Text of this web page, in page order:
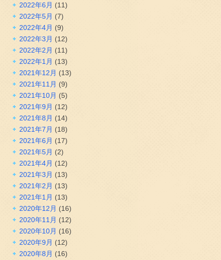
2022年6月 (11)
2022年5月 (7)
2022年4月 (9)
2022年3月 (12)
2022年2月 (11)
2022年1月 (13)
2021年12月 (13)
2021年11月 (9)
2021年10月 (5)
2021年9月 (12)
2021年8月 (14)
2021年7月 (18)
2021年6月 (17)
2021年5月 (2)
2021年4月 (12)
2021年3月 (13)
2021年2月 (13)
2021年1月 (13)
2020年12月 (16)
2020年11月 (12)
2020年10月 (16)
2020年9月 (12)
2020年8月 (16)